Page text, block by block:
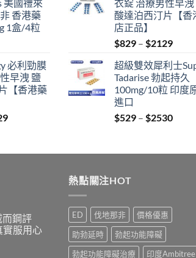
美國禮來
香港藥
1盒/4粒
必利勁膜
早洩 鹽
【香港藥
Price
through
$400.$399.
衣錠 治療男性早洩
酸達泊西汀片【香
店正品】
$829 – $2129Price
$829
超級雙效犀利士
Tadarise 勃起持久
100mg/10粒 印度
進口
$529 – $2530Price
而鋼評
實服用心
熱點關注HOT
ED 伐地那非
價格優惠
助勃延時
勃起功能障礙
勃起功能障礙治療
印度Ambitree